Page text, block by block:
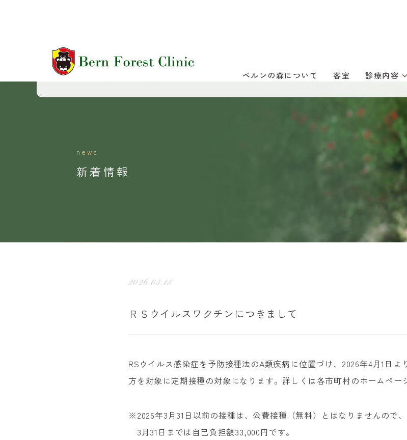
ベルンの森について 客室 診療内容
news
新着情報
2026.03.18
ＲＳウイルスワクチンにつきまして
RSウイルス感染症を予防接種法のA類疾病に位置づけ、2026年4月1日
方を対象に定期接種の対象になります。詳しくは各市町村のホームペー
※2026年3月31日以前の接種は、公費接種（無料）とはなりませんので、
3月31日までは自己負担額33,000円です。